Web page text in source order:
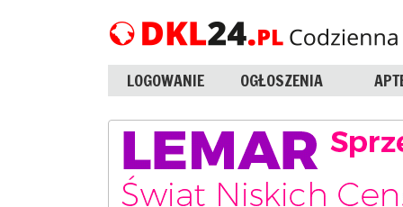
LOGOWANIE OGŁOSZENIA